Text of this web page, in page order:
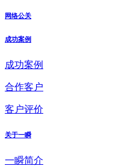
网络公关
成功案例
成功案例
合作客户
客户评价
关于一瞬
一瞬简介